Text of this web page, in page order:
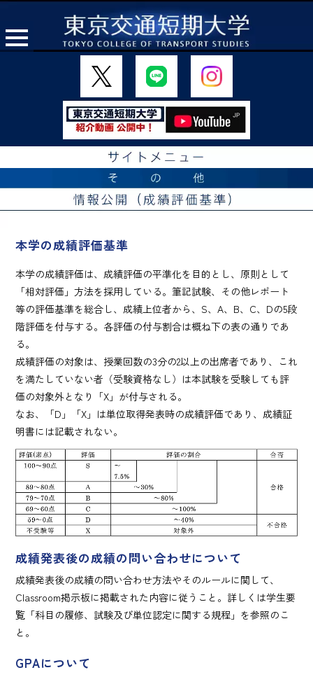
本学の成績評価基準
本学の成績評価は、成績評価の平準化を目的とし、原則として
「相対評価」方法を採用している。筆記試験、その他レポート
等の評価基準を総合し、成績上位者から、S、A、B、C、Dの5段
階評価を付与する。各評価の付与割合は概ね下の表の通りであ
る。
成績評価の対象は、授業回数の3分の2以上の出席者であり、これ
を満たしていない者（受験資格なし）は本試験を受験しても評
価の対象外となり「X」が付与される。
なお、「D」「X」は単位取得発表時の成績評価であり、成績証
明書には記載されない。
成績発表後の成績の問い合わせについて
成績発表後の成績の問い合わせ方法やそのルールに関して、
Classroom掲示板に掲載された内容に従うこと。詳しくは学生要
覧「科目の履修、試験及び単位認定に関する規程」を参照のこ
と。
GPAについて